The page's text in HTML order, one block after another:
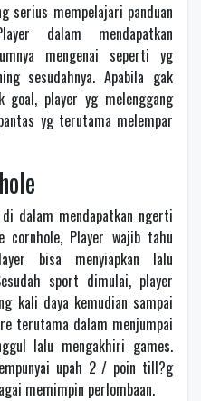
serius mempelajari panduan
dalam mendapatkan
mengenai seperti yg
sesudahnya. Apabila gak
goal, player yg melenggang
yg terutama melempar
dalam mendapatkan ngerti
cornhole, Player wajib tahu
bisa menyiapkan lalu
sport dimulai, player
kali daya kemudian sampai
terutama dalam menjumpai
lalu mengakhiri games.
upah 2 / poin till?g
memimpin perlombaan.